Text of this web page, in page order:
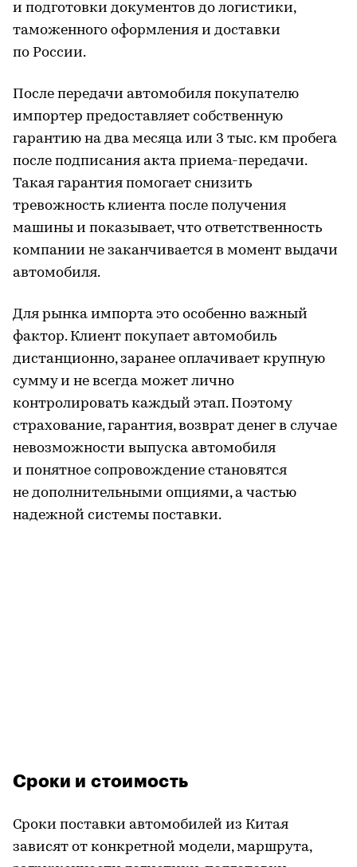
и подготовки документов до логистики,
таможенного оформления и доставки
по России.
После передачи автомобиля покупателю
импортер предоставляет собственную
гарантию на два месяца или 3 тыс. км пробега
после подписания акта приема-передачи.
Такая гарантия помогает снизить
тревожность клиента после получения
машины и показывает, что ответственность
компании не заканчивается в момент выдачи
автомобиля.
Для рынка импорта это особенно важный
фактор. Клиент покупает автомобиль
дистанционно, заранее оплачивает крупную
сумму и не всегда может лично
контролировать каждый этап. Поэтому
страхование, гарантия, возврат денег в случае
невозможности выпуска автомобиля
и понятное сопровождение становятся
не дополнительными опциями, а частью
надежной системы поставки.
Сроки и стоимость
Сроки поставки автомобилей из Китая
зависят от конкретной модели, маршрута,